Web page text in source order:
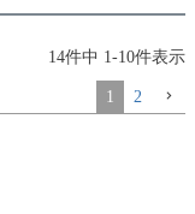
14件中 1 -10件表示
1 2